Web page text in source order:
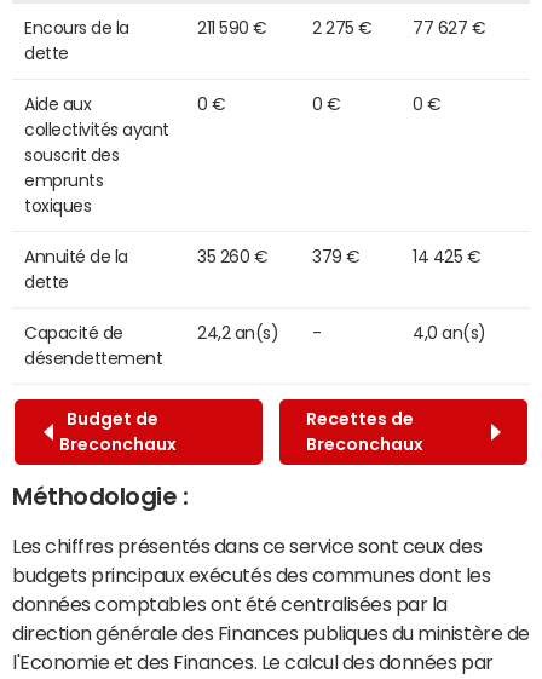
Encours de la
dette
211 590 € 2 275 € 77 627 €
Aide aux
collectivités ayant
souscrit des
emprunts
toxiques
0 € 0 € 0 €
Annuité de la
dette
35 260 € 379 € 14 425 €
Capacité de
désendettement
24,2 an(s) - 4,0 an(s)
Budget de
Breconchaux
Recettes de
Breconchaux
Méthodologie :
Les chiffres présentés dans ce service sont ceux des
budgets principaux exécutés des communes dont les
données comptables ont été centralisées par la
direction générale des Finances publiques du ministère de
l'Economie et des Finances. Le calcul des données par